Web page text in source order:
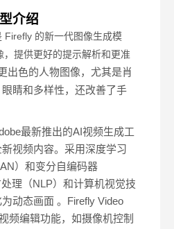
介绍
Firefly 的新一代图像生成模
提供更好的提示解析和更准
出色的人物图像，尤其是肖
睛和多样性，还改善了手
最新推出的AI视频生成工
视频内容。采用深度学习
）和变分自编码器
处理（NLP）和计算机视觉技
动态画面 。Firefly Video
频编辑功能，如摄像机控制